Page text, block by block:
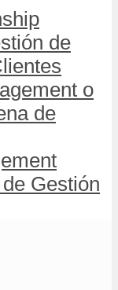
de
o
de
Gestión